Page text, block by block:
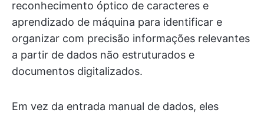
reconhecimento óptico de caracteres e
aprendizado de máquina para identificar e
organizar com precisão informações relevantes
a partir de dados não estruturados e
documentos digitalizados.
Em vez da entrada manual de dados, eles